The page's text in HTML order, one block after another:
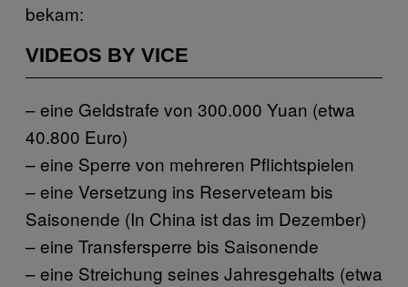
bekam:
VIDEOS BY VICE
– eine Geldstrafe von 300.000 Yuan (etwa
40.800 Euro)
– eine Sperre von mehreren Pflichtspielen
– eine Versetzung ins Reserveteam bis
Saisonende (In China ist das im Dezember)
– eine Transfersperre bis Saisonende
– eine Streichung seines Jahresgehalts (etwa